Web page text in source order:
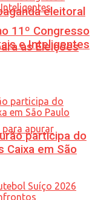
eleitoral
as Eleições
11º Congresso
e Inteligentes
participa do
Caixa em São